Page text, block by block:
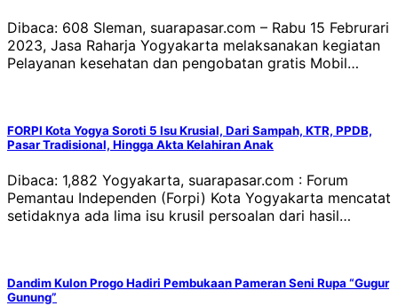
Dibaca: 608 Sleman, suarapasar.com – Rabu 15 Februrari
2023, Jasa Raharja Yogyakarta melaksanakan kegiatan
Pelayanan kesehatan dan pengobatan gratis Mobil…
FORPI Kota Yogya Soroti 5 Isu Krusial, Dari Sampah, KTR, PPDB,
Pasar Tradisional, Hingga Akta Kelahiran Anak
Dibaca: 1,882 Yogyakarta, suarapasar.com : Forum
Pemantau Independen (Forpi) Kota Yogyakarta mencatat
setidaknya ada lima isu krusil persoalan dari hasil…
Dandim Kulon Progo Hadiri Pembukaan Pameran Seni Rupa “Gugur
Gunung”